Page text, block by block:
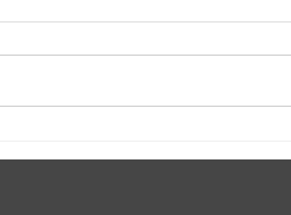
rechazan intervención militar